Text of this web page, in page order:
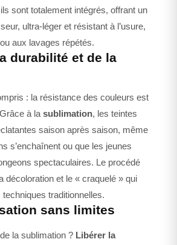
sont totalement intégrés, offrant un
ultra-léger et résistant à l’usure,
aux lavages répétés.
durabilité et de la
: la résistance des couleurs est
à la sublimation, les teintes
saison après saison, même
s’enchaînent ou que les jeunes
spectaculaires. Le procédé
décoloration et le « craquelé » qui
traditionnelles.
sans limites
la sublimation ? Libérer la